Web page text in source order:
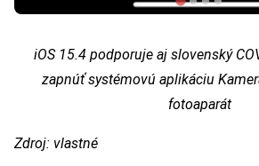
iOS 15.4 podporuje aj slovenský
zapnúť systémovú aplikáciu
fotoaparát
Zdroj: vlastné